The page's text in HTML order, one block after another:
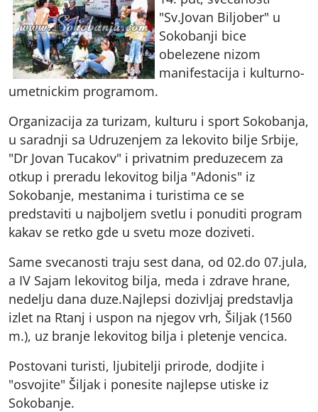
"Sv.Jovan Biljober" u
Sokobanji bice
obelezene nizom
manifestacija i kulturno-
umetnickim programom.
Organizacija za turizam, kulturu i sport Sokobanja,
u saradnji sa Udruzenjem za lekovito bilje Srbije,
"Dr Jovan Tucakov" i privatnim preduzecem za
otkup i preradu lekovitog bilja "Adonis" iz
Sokobanje, mestanima i turistima ce se
predstaviti u najboljem svetlu i ponuditi program
kakav se retko gde u svetu moze doziveti.
Same svecanosti traju sest dana, od 02.do 07.jula,
a IV Sajam lekovitog bilja, meda i zdrave hrane,
nedelju dana duze.Najlepsi dozivljaj predstavlja
izlet na Rtanj i uspon na njegov vrh, Šiljak (1560
m.), uz branje lekovitog bilja i pletenje vencica.
Postovani turisti, ljubitelji prirode, dodjite i
"osvojite" Šiljak i ponesite najlepse utiske iz
Sokobanje.